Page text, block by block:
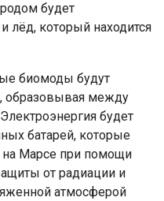
будет
лёд, который находится
биомоды будут
образовывая между
будет
батарей, которые
на Марсе при помощи
от радиации и
атмосферой